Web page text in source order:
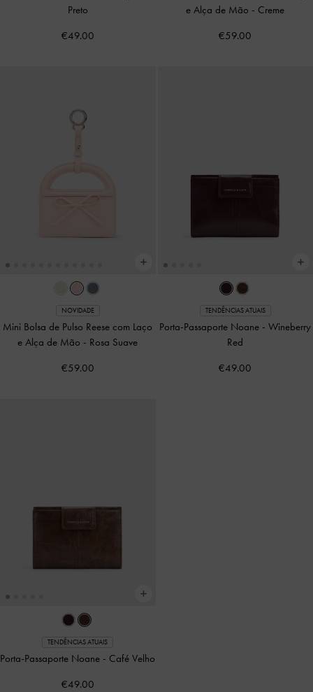
Preto
€49.00
e Alça de Mão - Creme
€59.00
NOVIDADE
Mini Bolsa de Pulso Reese com Laço
e Alça de Mão - Rosa Suave
€59.00
TENDÊNCIAS ATUAIS
Porta-Passaporte Noane -Wineberry
Red
€49.00
TENDÊNCIAS ATUAIS
Porta-Passaporte Noane - Café Velho
€49.00